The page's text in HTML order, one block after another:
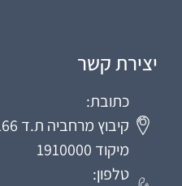
יצירת קשר
כתובת:
קיבוץ מרחביה ת.ד 166
מיקוד 1910000
טלפון: